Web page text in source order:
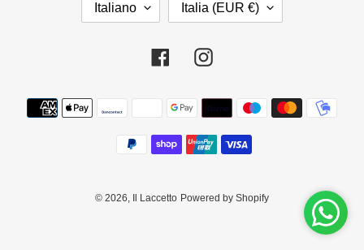
I
Italiano
A
S
E
R
E
G
I
E
Italia (EUR €)
FacebookInstagram
Metodi
di
pagamento
© 2026, Il Laccetto Powered by Shopify